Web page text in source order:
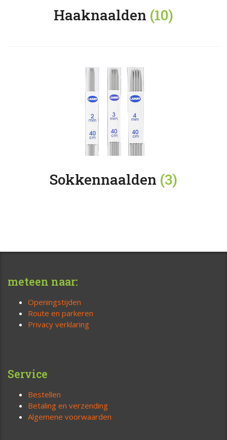
Haaknaalden (10)
Sokkennaalden (3)
meteen naar:
Openingstijden
Route en parkeren
Privacy verklaring
Service
Bestellen
Betaling en verzending
Algemene voorwaarden